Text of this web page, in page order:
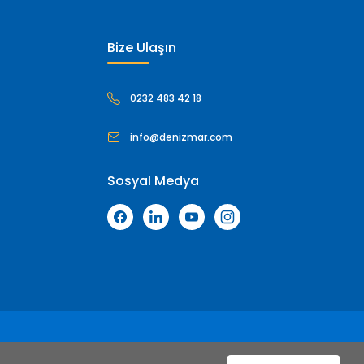
Bize Ulaşın
0232 483 42 18
info@denizmar.com
Sosyal Medya